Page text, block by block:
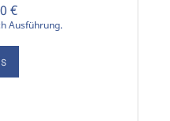
€
Ausführung.